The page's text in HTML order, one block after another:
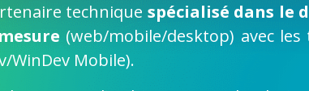
technique spécialisé dans le
(web/mobile/desktop) avec les
WinDev Mobile).